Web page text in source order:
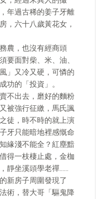
年過古稀的姜子牙離
，六十八歲黃花女，
農，也沒有經商頭
要面對柴、米、油、
」又冷又硬，可憐的
功的「投資」。
不出去，磨好的麵粉
被強行征繳，馬氏諷
徒，時不時的就上演
牙只能暗地裡感慨命
緣淺不能全？紅塵黯
得一枝棲止處，金枷
靜坐溪頭學老禪……
新房子周圍發現了
術，替大哥「驅鬼降